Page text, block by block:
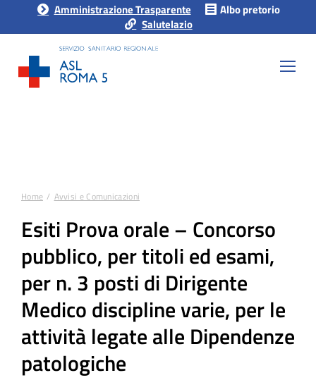
Amministrazione Trasparente
Albo pretorio
Salutelazio
Tu sei qui:
Home Avvisi e Comunicazioni
Esiti Prova orale – Concorso
pubblico, per titoli ed esami,
per n. 3 posti di Dirigente
Medico discipline varie, per le
attività legate alle Dipendenze
patologiche